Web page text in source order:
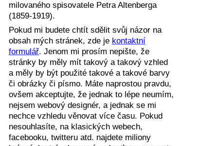
milovaného spisovatele Petra Altenberga
(1859-1919).
Pokud mi budete chtít sdělit svůj názor na
obsah mých stránek, zde je kontaktní
formulář. Jenom mi prosím nepište, že
stránky by měly mít takový a takový vzhled
a měly by být použité takové a takové barvy
či obrázky či písmo. Máte naprostou pravdu,
ovšem akceptujte, že jednak to lépe neumím,
nejsem webový designér, a jednak se mi
nechce vzhledu věnovat více času. Pokud
nesouhlasíte, na klasických webech,
facebooku, twitteru atd. najdete miliony